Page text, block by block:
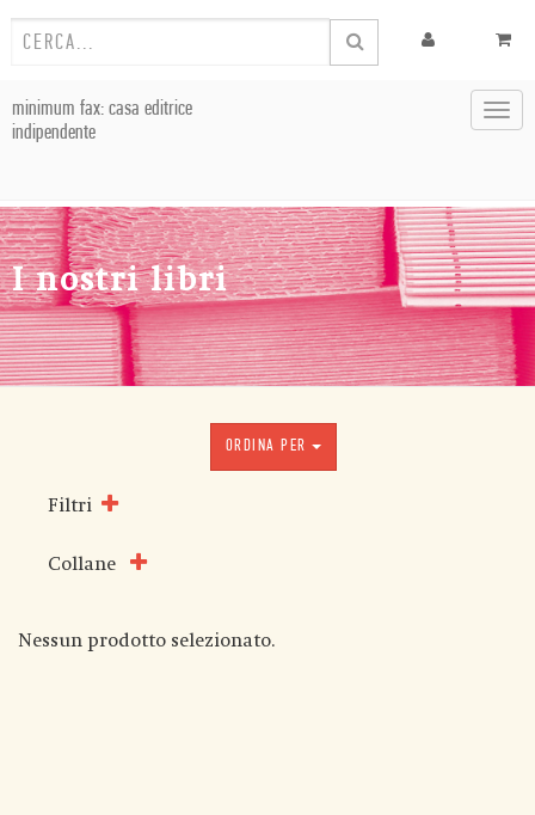
minimum fax: casa editrice
indipendente
I nostri libri
ORDINA PER
Filtri
Collane
Nessun prodotto selezionato.